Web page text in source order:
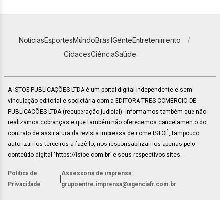
NotíciasEsportesMundoBrasilGenteEntretenimento
CidadesCiênciaSaúde
A ISTOÉ PUBLICAÇÕES LTDA é um portal digital independente e sem
vinculação editorial e societária com a EDITORA TRES COMÉRCIO DE
PUBLICACÕES LTDA (recuperação judicial). Informamos também que não
realizamos cobranças e que também não oferecemos cancelamento do
contrato de assinatura da revista impressa de nome ISTOÉ, tampouco
autorizamos terceiros a fazê-lo, nos responsabilizamos apenas pelo
conteúdo digital “https://istoe.com.br” e seus respectivos sites.
Política de
Privacidade
Assessoria de imprensa:
grupoentre.imprensa@agenciafr.com.br